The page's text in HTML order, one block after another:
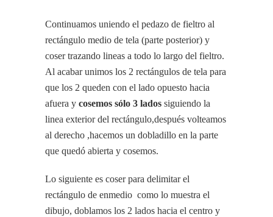
Continuamos uniendo el pedazo de fieltro al
rectángulo medio de tela (parte posterior) y
coser trazando lineas a todo lo largo del fieltro.
Al acabar unimos los 2 rectángulos de tela para
que los 2 queden con el lado opuesto hacia
afuera y cosemos sólo 3 lados siguiendo la
linea exterior del rectángulo,después volteamos
al derecho ,hacemos un dobladillo en la parte
que quedó abierta y cosemos.
Lo siguiente es coser para delimitar el
rectángulo de enmedio como lo muestra el
dibujo, doblamos los 2 lados hacia el centro y